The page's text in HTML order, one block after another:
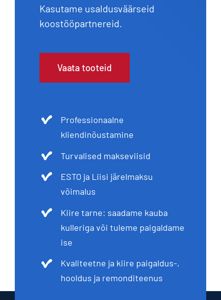
Kasutame usaldusväärseid
koostööpartnereid.
Vaata tooteid
Professionaalne
kliendinõustamine
Turvalised makseviisid
ESTO ja Liisi järelmaksu
võimalus
Kiire tarne: saadame kauba
kulleriga või tuleme paigaldame
ise
Kvaliteetne ja kiire paigaldus-,
hooldus ja remonditeenus